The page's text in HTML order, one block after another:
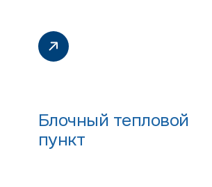
Блочный тепловой
пункт